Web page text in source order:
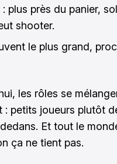
: plus près du panier,
shooter.
le plus grand,
les rôles se
: petits joueurs plutôt
Et tout le
ça ne tient pas.